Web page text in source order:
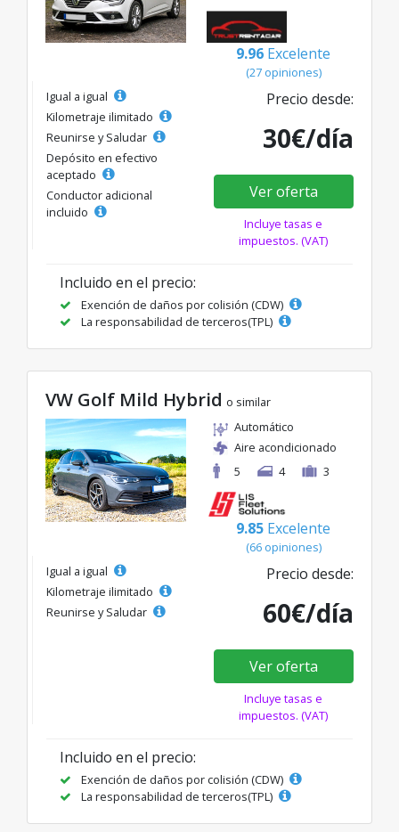
9.96 Excelente
(27 opiniones)
Igual a igual
Kilometraje ilimitado
Reunirse y Saludar
Depósito en efectivo
aceptado
Conductor adicional
incluido
Precio desde:
30€/día
Ver oferta
Incluye tasas e
impuestos. (VAT)
Incluido en el precio:
Exención de daños por colisión (CDW)
La responsabilidad de terceros(TPL)
VW Golf Mild Hybrid o similar
Automático
Aire acondicionado
5
4 3
9.85 Excelente
(66 opiniones)
Igual a igual
Kilometraje ilimitado
Reunirse y Saludar
Precio desde:
60€/día
Ver oferta
Incluye tasas e
impuestos. (VAT)
Incluido en el precio:
Exención de daños por colisión (CDW)
La responsabilidad de terceros(TPL)